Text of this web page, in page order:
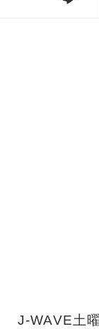
J-WAVE土